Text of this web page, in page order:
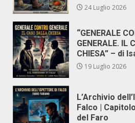
24 Luglio 2026
“GENERALE
GENERALE. IL
CHIESA” – di
19 Luglio 2026
L’Archivio
Falco |
del Faro